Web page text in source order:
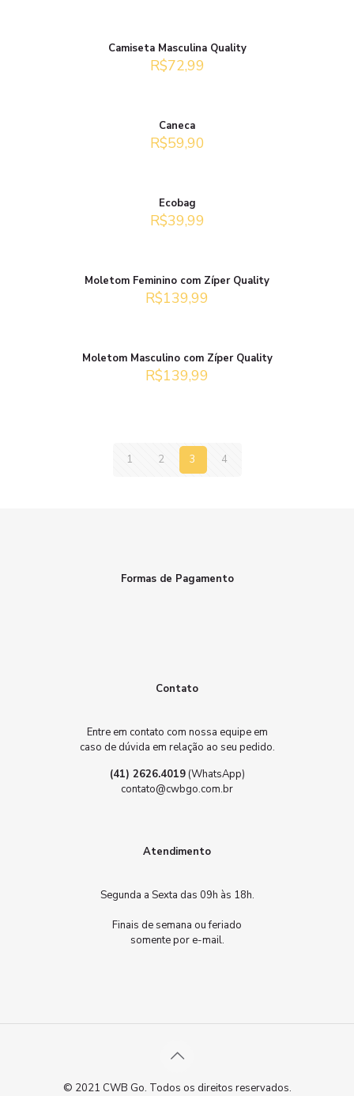
Camiseta Masculina Quality
R$72,99
Caneca
R$59,90
Ecobag
R$39,99
Moletom Feminino com Zíper Quality
R$139,99
Moletom Masculino com Zíper Quality
R$139,99
1 2 3 4
Formas de Pagamento
Contato
Entre em contato com nossa equipe em
caso de dúvida em relação ao seu pedido.
(41) 2626.4019(WhatsApp)
contato@cwbgo.com.br
Atendimento
Segunda a Sexta das 09h às 18h.
Finais de semana ou feriado
somente por e-mail.
© 2021 CWB Go. Todos os direitos reservados.